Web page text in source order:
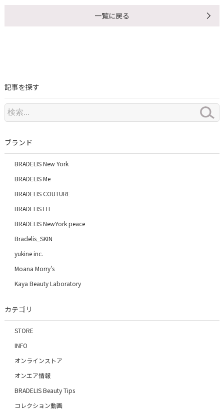
記事を探す
ブランド
BRADELIS New York
BRADELIS Me
BRADELIS COUTURE
BRADELIS FIT
BRADELIS NewYork peace
Bradelis_SKIN
yukine inc.
Moana Morry's
Kaya Beauty Laboratory
カテゴリ
STORE
INFO
オンラインストア
オンエア情報
BRADELIS Beauty Tips
コレクション動画
一覧に戻る